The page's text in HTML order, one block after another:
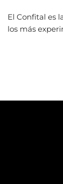
El Confital es
los más